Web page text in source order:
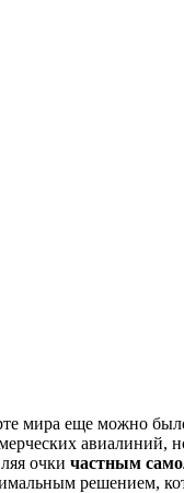
мира еще можно
авиалиний,
очки частным
решением,